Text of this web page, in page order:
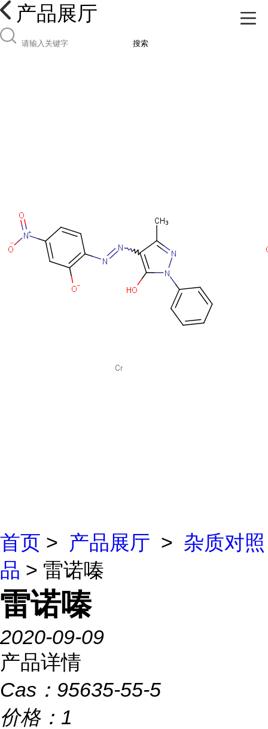
产品展厅
搜索
首页 > 产品展厅 > 杂质对照
品 > 雷诺嗪
雷诺嗪
2020-09-09
产品详情
Cas： 95635-55-5
价格： 1